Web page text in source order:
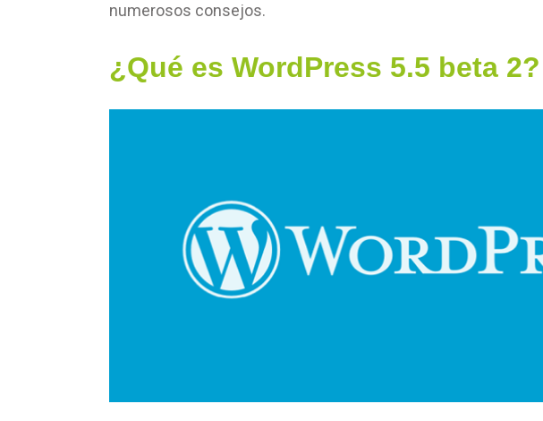
numerosos consejos.
¿Qué es WordPress 5.5 beta 2?